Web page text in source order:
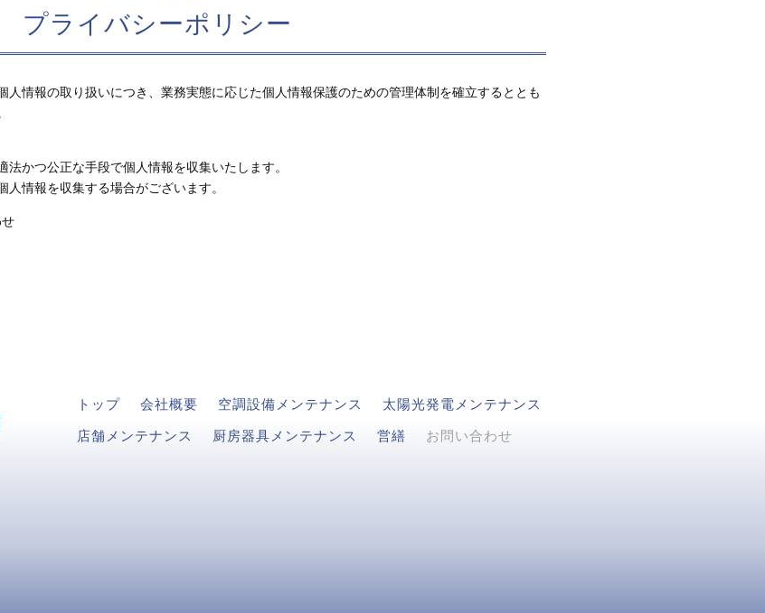
プライバシーポリシー
人情報の取り扱いにつき、業務実態に応じた個人情報保護のための管理体制を確立するととも
かつ公正な手段で個人情報を収集いたします。
情報を収集する場合がございます。
トップ 会社概要 空調設備メンテナンス 太陽光発電メンテナンス
店舗メンテナンス 厨房器具メンテナンス 営繕 お問い合わせ